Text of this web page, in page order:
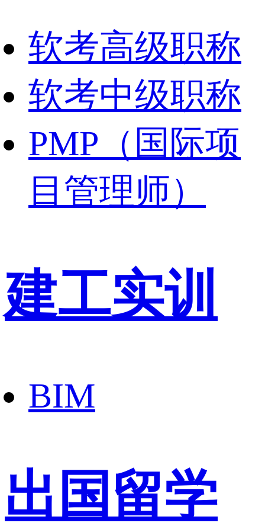
软考高级职称
软考中级职称
PMP（国际项
目管理师）
建工实训
BIM
出国留学